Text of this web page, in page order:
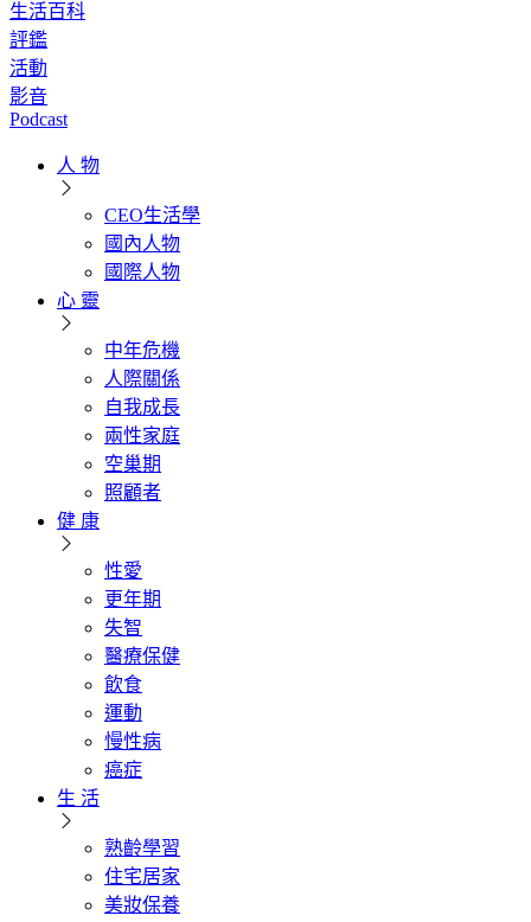
生活百科
評鑑
活動
影音
Podcast
人 物
CEO生活學
國內人物
國際人物
心 靈
中年危機
人際關係
自我成長
兩性家庭
空巢期
照顧者
健 康
性愛
更年期
失智
醫療保健
飲食
運動
慢性病
癌症
生 活
熟齡學習
住宅居家
美妝保養